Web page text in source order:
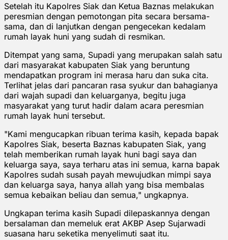
Setelah itu Kapolres Siak dan Ketua Baznas melakukan
peresmian dengan pemotongan pita secara bersama-
sama, dan di lanjutkan dengan pengecekan kedalam
rumah layak huni yang sudah di resmikan.
Ditempat yang sama, Supadi yang merupakan salah satu
dari masyarakat kabupaten Siak yang beruntung
mendapatkan program ini merasa haru dan suka cita.
Terlihat jelas dari pancaran rasa syukur dan bahagianya
dari wajah supadi dan keluarganya, begitu juga
masyarakat yang turut hadir dalam acara peresmian
rumah layak huni tersebut.
"Kami mengucapkan ribuan terima kasih, kepada bapak
Kapolres Siak, beserta Baznas kabupaten Siak, yang
telah memberikan rumah layak huni bagi saya dan
keluarga saya, saya terharu atas ini semua, karna bapak
Kapolres sudah susah payah mewujudkan mimpi saya
dan keluarga saya, hanya allah yang bisa membalas
semua kebaikan beliau dan semua," ungkapnya.
Ungkapan terima kasih Supadi dilepaskannya dengan
bersalaman dan memeluk erat AKBP Asep Sujarwadi
suasana haru seketika menyelimuti saat itu.